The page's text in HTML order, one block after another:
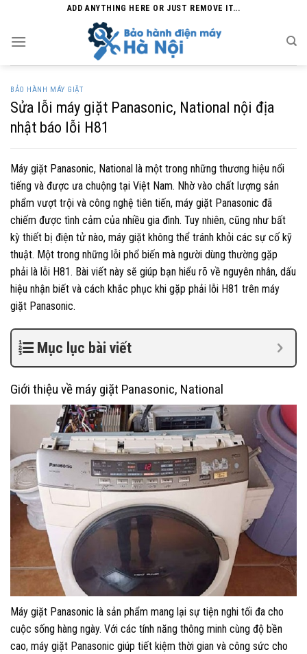
content
ADD ANYTHING HERE OR JUST REMOVE IT...
BẢO HÀNH MÁY GIẶT
Sửa lỗi máy giặt Panasonic, National nội địa
nhật báo lỗi H81
Máy giặt Panasonic, National là một trong những thương hiệu nổi
tiếng và được ưa chuộng tại Việt Nam. Nhờ vào chất lượng sản
phẩm vượt trội và công nghệ tiên tiến, máy giặt Panasonic đã
chiếm được tình cảm của nhiều gia đình. Tuy nhiên, cũng như bất
kỳ thiết bị điện tử nào, máy giặt không thể tránh khỏi các sự cố kỹ
thuật. Một trong những lỗi phổ biến mà người dùng thường gặp
phải là lỗi H81. Bài viết này sẽ giúp bạn hiểu rõ về nguyên nhân, dấu
hiệu nhận biết và cách khắc phục khi gặp phải lỗi H81 trên máy
giặt Panasonic.
Mục lục bài viết
Giới thiệu về máy giặt Panasonic, National
Máy giặt Panasonic là sản phẩm mang lại sự tiện nghi tối đa cho
cuộc sống hàng ngày. Với các tính năng thông minh cùng độ bền
cao, máy giặt Panasonic giúp tiết kiệm thời gian và công sức cho